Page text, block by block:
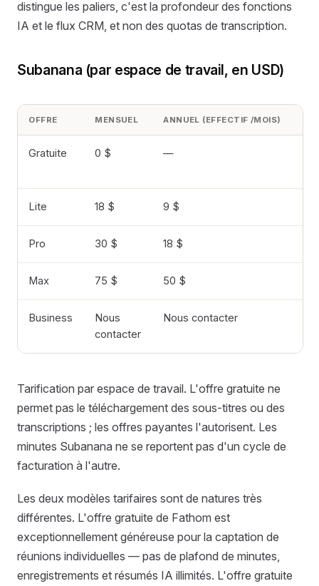
distingue les paliers, c'est la profondeur des fonctions
IA et le flux CRM, et non des quotas de transcription.
Subanana (par espace de travail, en USD)
OFFRE MENSUEL ANNUEL (EFFECTIF /MOIS)
Gratuite 0 $ —
Lite 18 $ 9 $
Pro 30 $ 18 $
Max 75 $ 50 $
Business
Nous
contacter
Nous contacter
Tarification par espace de travail. L'offre gratuite ne
permet pas le téléchargement des sous-titres ou des
transcriptions ; les offres payantes l'autorisent. Les
minutes Subanana ne se reportent pas d'un cycle de
facturation à l'autre.
Les deux modèles tarifaires sont de natures très
différentes. L'offre gratuite de Fathom est
exceptionnellement généreuse pour la captation de
réunions individuelles — pas de plafond de minutes,
enregistrements et résumés IA illimités. L'offre gratuite